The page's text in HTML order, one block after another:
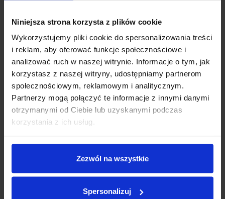
Niniejsza strona korzysta z plików cookie
Wykorzystujemy pliki cookie do spersonalizowania treści
i reklam, aby oferować funkcje społecznościowe i
analizować ruch w naszej witrynie. Informacje o tym, jak
korzystasz z naszej witryny, udostępniamy partnerom
społecznościowym, reklamowym i analitycznym.
Partnerzy mogą połączyć te informacje z innymi danymi
otrzymanymi od Ciebie lub uzyskanymi podczas
korzystania z ich usług.
Zezwól na wszystkie
Spersonalizuj